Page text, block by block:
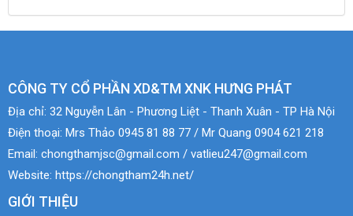
CÔNG TY CỔ PHẦN XD&TM XNK HƯNG PHÁT
Địa chỉ: 32 Nguyễn Lân - Phương Liệt - Thanh Xuân - TP Hà Nội
Điện thoại: Mrs Thảo 0945 81 88 77 / Mr Quang 0904 621 218
Email: chongthamjsc@gmail.com / vatlieu247@gmail.com
Website: https://chongtham24h.net/
GIỚI THIỆU